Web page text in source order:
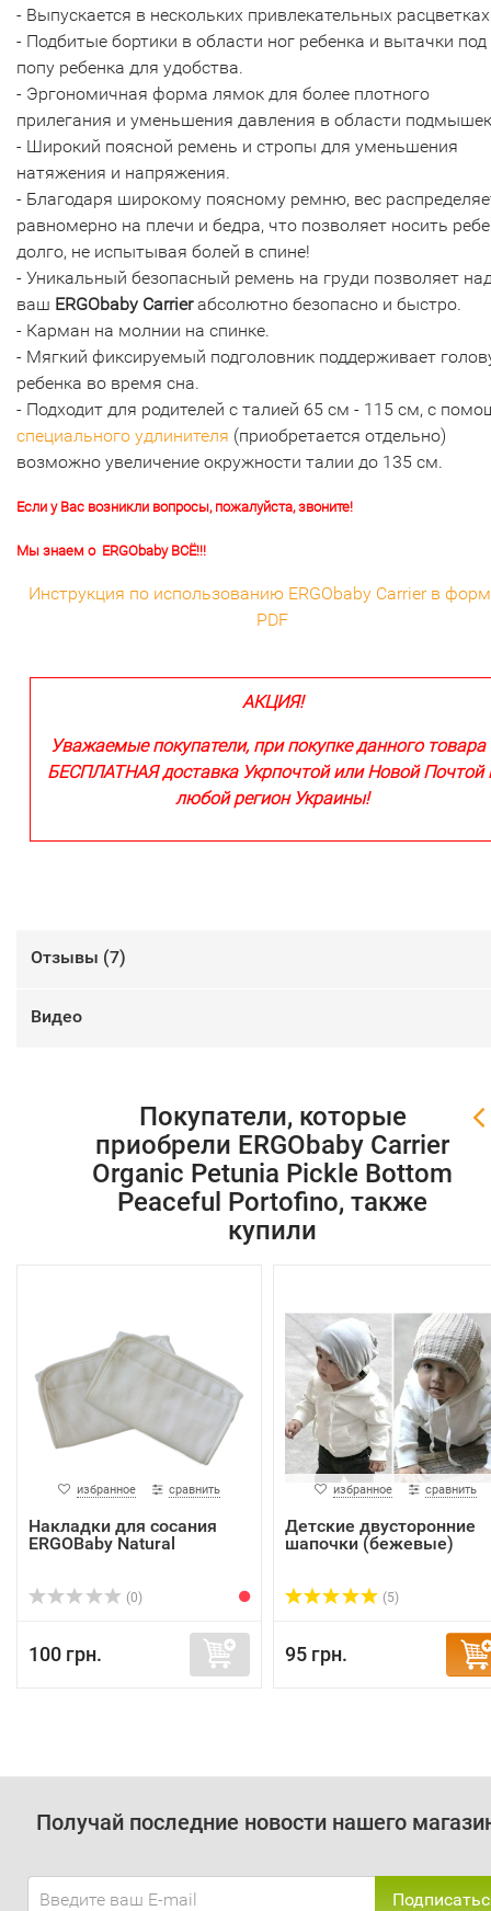
- Выпускается в нескольких привлекательных
- Подбитые бортики в области ног ребенка и вытачки под
попу ребенка для удобства.
- Эргономичная форма лямок для более плотного
прилегания и уменьшения давления в области
- Широкий поясной ремень и стропы для уменьшения
натяжения и напряжения.
- Благодаря широкому поясному ремню, вес
равномерно на плечи и бедра, что позволяет носить
долго, не испытывая болей в спине!
- Уникальный безопасный ремень на груди позволяет
ваш ERGObaby Carrierабсолютно безопасно и быстро.
- Карман на молнии на спинке.
- Мягкий фиксируемый подголовник поддерживает
ребенка во время сна.
- Подходит для родителей с талией 65 см - 115 см, с
специального удлинителя (приобретается отдельно)
возможно увеличение окружности талии до 135 см.
Если у Вас возникли вопросы, пожалуйста, звоните!
Мы знаем о ERGObaby ВСЁ!!!
Инструкция по использованию ERGObaby Carrier в
PDF
АКЦИЯ!
Уважаемые покупатели, при покупке данного товара
БЕСПЛАТНАЯ доставка Укрпочтой или Новой Почтой
любой регион Украины!
Отзывы (7)
Видео
Покупатели, которые
приобрели ERGObaby Carrier
Organic Petunia Pickle Bottom
Peaceful Portofino, также
купили
избранное сравнить
Накладки для сосания
ERGOBaby Natural
(0)
100 грн.
избранное сравнить
Детские двусторонние
шапочки (бежевые)
(5)
95 грн.
Получай последние новости нашего